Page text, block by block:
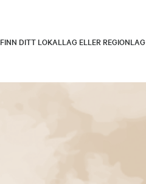
FINN DITT LOKALLAG ELLER REGIONLAG